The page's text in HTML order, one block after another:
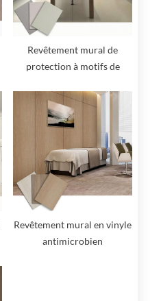
Revêtement mural de
protection à motifs de
bois
Revêtement mural en vinyle
antimicrobien